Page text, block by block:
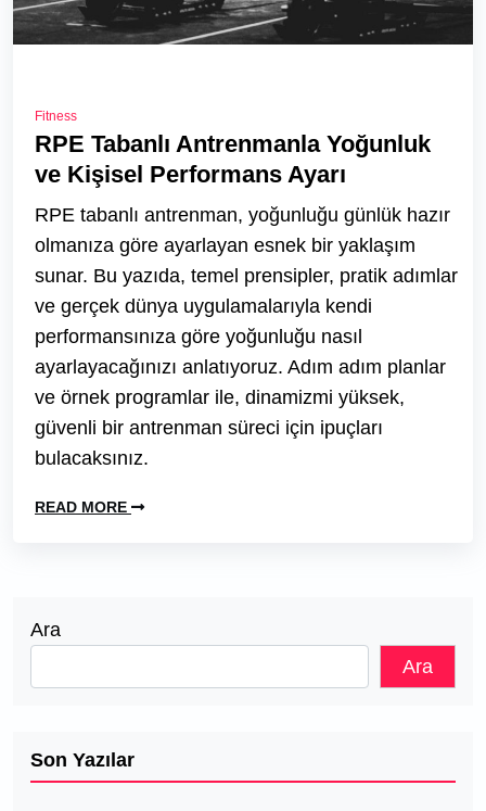
Fitness
RPE Tabanlı Antrenmanla Yoğunluk
ve Kişisel Performans Ayarı
RPE tabanlı antrenman, yoğunluğu günlük hazır
olmanıza göre ayarlayan esnek bir yaklaşım
sunar. Bu yazıda, temel prensipler, pratik adımlar
ve gerçek dünya uygulamalarıyla kendi
performansınıza göre yoğunluğu nasıl
ayarlayacağınızı anlatıyoruz. Adım adım planlar
ve örnek programlar ile, dinamizmi yüksek,
güvenli bir antrenman süreci için ipuçları
bulacaksınız.
READ MORE
Ara
Ara
Son Yazılar